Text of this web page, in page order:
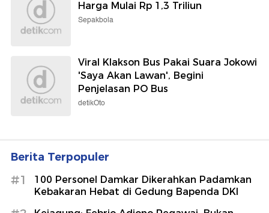
Harga Mulai Rp 1,3 Triliun
Sepakbola
Viral Klakson Bus Pakai Suara Jokowi
'Saya Akan Lawan', Begini
Penjelasan PO Bus
detikOto
Berita Terpopuler
#1
100 Personel Damkar Dikerahkan Padamkan
Kebakaran Hebat di Gedung Bapenda DKI